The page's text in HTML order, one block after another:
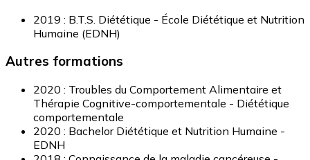
2019 : B.T.S. Diététique - École Diététique et Nutrition
Humaine (EDNH)
Autres formations
2020 : Troubles du Comportement Alimentaire et
Thérapie Cognitive-comportementale - Diététique
comportementale
2020 : Bachelor Diététique et Nutrition Humaine -
EDNH